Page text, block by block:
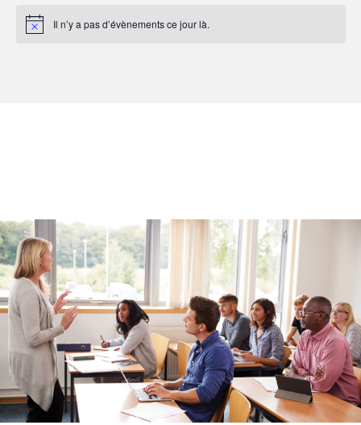
Il n’y a pas d’évènements ce jour là.